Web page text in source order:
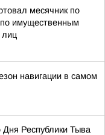
месячник по
имущественным
лиц
навигации в самом
Республики Тыва